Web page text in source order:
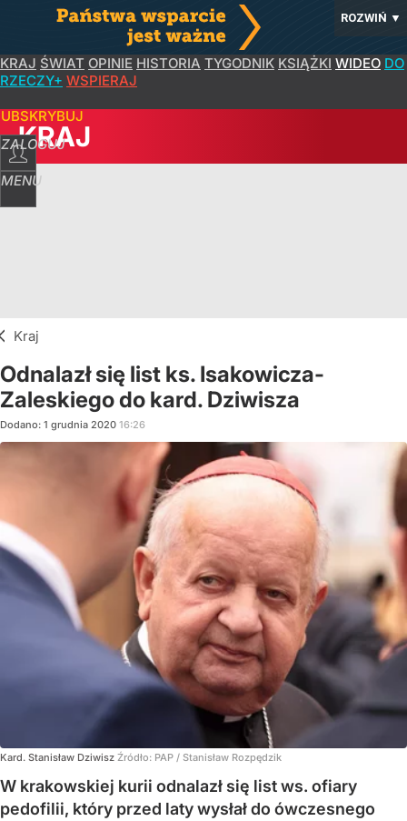
ROZWIŃ ▼
KRAJ ŚWIAT OPINIE HISTORIA TYGODNIK KSIĄŻKI WIDEO DO
RZECZY+ WSPIERAJ
ZALOGUJ
MENU
KRAJ
Kraj
Odnalazł się list ks. Isakowicza-
Zaleskiego do kard. Dziwisza
Dodano: 1 grudnia 2020 16:26
Kard. Stanisław Dziwisz Źródło: PAP / Stanisław Rozpędzik
W krakowskiej kurii odnalazł się list ws. ofiary
pedofilii, który przed laty wysłał do ówczesnego